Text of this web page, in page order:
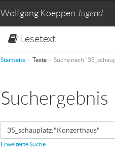
Wolfgang Koeppen Jugend
Lesetext
Startseite Texte Suche nach
Suchergebnis
Erweiterte Suche